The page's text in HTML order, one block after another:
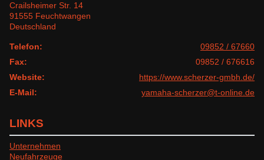
Crailsheimer Str. 14
91555 Feuchtwangen
Deutschland
Telefon:
09852 / 67660
Fax:
09852 / 676616
Website:
https://www.scherzer-gmbh.de/
E-Mail:
yamaha-scherzer@t-online.de
LINKS
Unternehmen
Neufahrzeuge